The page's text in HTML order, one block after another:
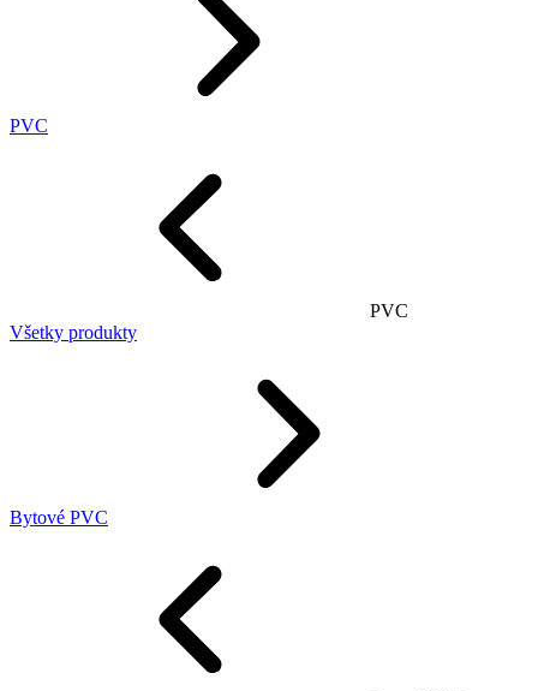
PVC
PVC
Všetky produkty
Bytové PVC